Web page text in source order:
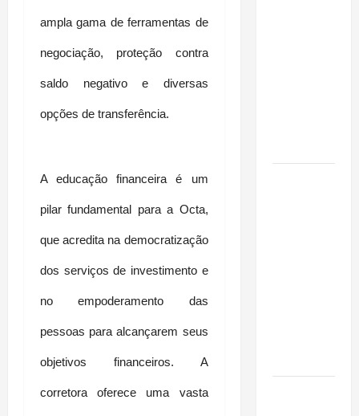
ampla gama de ferramentas de
negociação, proteção contra
saldo negativo e diversas
opções de transferência.
A educação financeira é um
pilar fundamental para a Octa,
que acredita na democratização
dos serviços de investimento e
no empoderamento das
pessoas para alcançarem seus
objetivos financeiros. A
corretora oferece uma vasta